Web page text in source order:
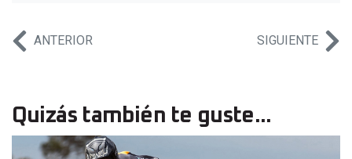
ANTERIOR SIGUIENTE
Quizás también te guste...